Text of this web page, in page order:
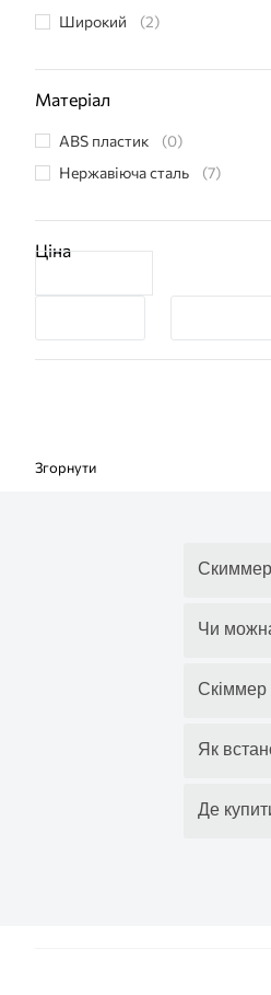
Широкий
(2)
Матеріал
ABS пластик
(0)
Нержавіюча сталь
(7)
Ціна
Скиммер
Чи
Скіммер
Як
Де